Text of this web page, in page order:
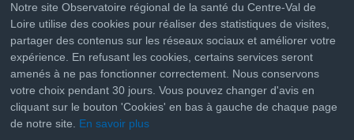
Notre site Observatoire régional de la santé du Centre-Val de
Loire utilise des cookies pour réaliser des statistiques de visites,
partager des contenus sur les réseaux sociaux et améliorer votre
expérience. En refusant les cookies, certains services seront
amenés à ne pas fonctionner correctement. Nous conservons
votre choix pendant 30 jours. Vous pouvez changer d'avis en
cliquant sur le bouton 'Cookies' en bas à gauche de chaque page
de notre site. En savoir plus
Cliquez sur les boutons ci-dessous pour nous suivre sur les
réseaux sociaux
Suivez nous sur Facebook !
Suivez nous sur Twitter !
Suivez nous sur LinkedIn !
Partager cette page sur Facebook !